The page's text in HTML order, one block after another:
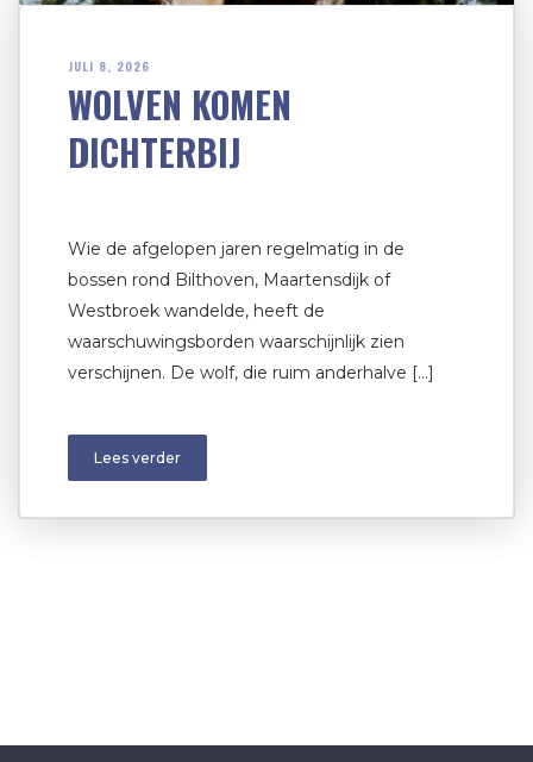
JULI 8, 2026
WOLVEN KOMEN
DICHTERBIJ
Wie de afgelopen jaren regelmatig in de
bossen rond Bilthoven, Maartensdijk of
Westbroek wandelde, heeft de
waarschuwingsborden waarschijnlijk zien
verschijnen. De wolf, die ruim anderhalve […]
Lees verder